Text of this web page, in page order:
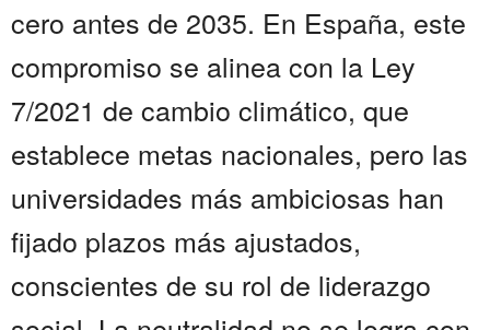
cero antes de 2035. En España, este
compromiso se alinea con la Ley
7/2021 de cambio climático, que
establece metas nacionales, pero las
universidades más ambiciosas han
fijado plazos más ajustados,
conscientes de su rol de liderazgo